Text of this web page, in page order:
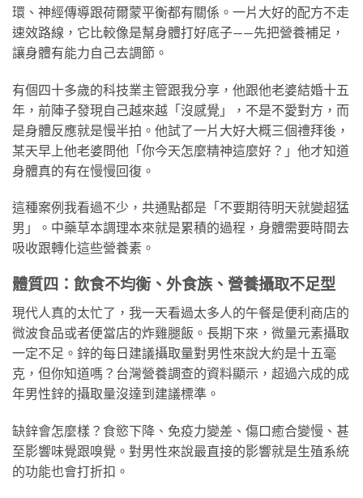
環、神經傳導跟荷爾蒙平衡都有關係。一片大好的配方不走
速效路線，它比較像是幫身體打好底子——先把營養補足，
讓身體有能力自己去調節。
有個四十多歲的科技業主管跟我分享，他跟他老婆結婚十五
年，前陣子發現自己越來越「沒感覺」，不是不愛對方，而
是身體反應就是慢半拍。他試了一片大好大概三個禮拜後，
某天早上他老婆問他「你今天怎麼精神這麼好？」他才知道
身體真的有在慢慢回復。
這種案例我看過不少，共通點都是「不要期待明天就變超猛
男」。中藥草本調理本來就是累積的過程，身體需要時間去
吸收跟轉化這些營養素。
體質四：飲食不均衡、外食族、營養攝取不足型
現代人真的太忙了，我一天看過太多人的午餐是便利商店的
微波食品或者便當店的炸雞腿飯。長期下來，微量元素攝取
一定不足。鋅的每日建議攝取量對男性來說大約是十五毫
克，但你知道嗎？台灣營養調查的資料顯示，超過六成的成
年男性鋅的攝取量沒達到建議標準。
缺鋅會怎麼樣？食慾下降、免疫力變差、傷口癒合變慢、甚
至影響味覺跟嗅覺。對男性來說最直接的影響就是生殖系統
的功能也會打折扣。